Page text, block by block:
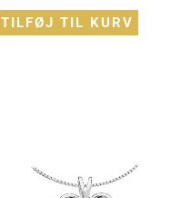
TILFØJ TIL KURV